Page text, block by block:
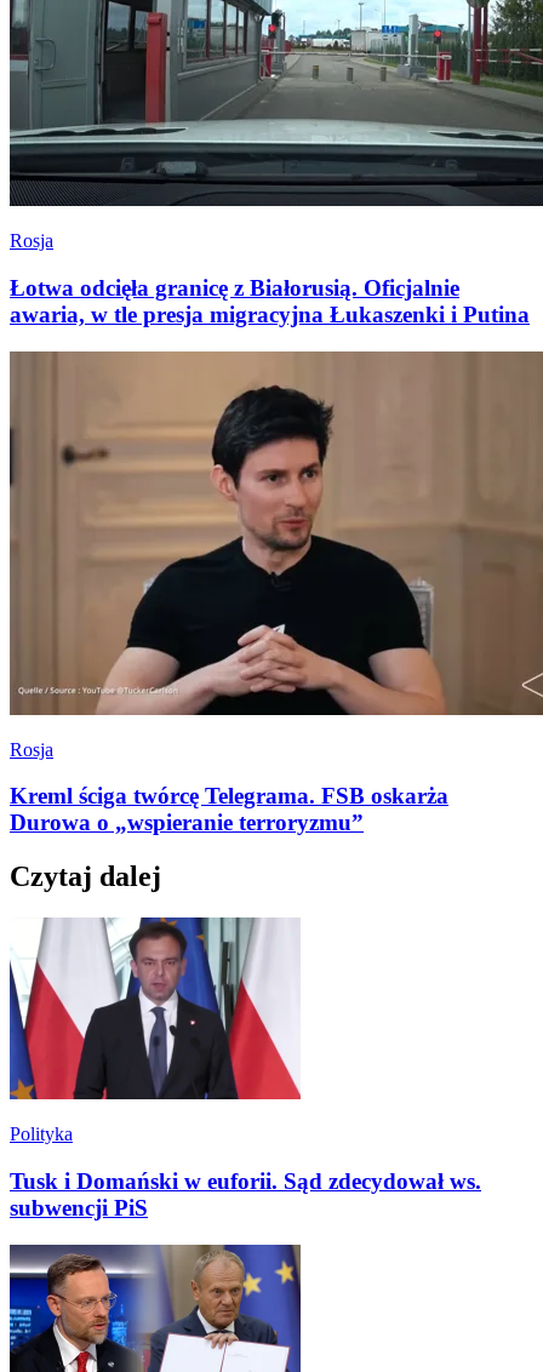
Rosja
Łotwa odcięła granicę z Białorusią. Oficjalnie
awaria, w tle presja migracyjna Łukaszenki i Putina
Rosja
Kreml ściga twórcę Telegrama. FSB oskarża
Durowa o „wspieranie terroryzmu”
Czytaj dalej
Polityka
Tusk i Domański w euforii. Sąd zdecydował ws.
subwencji PiS